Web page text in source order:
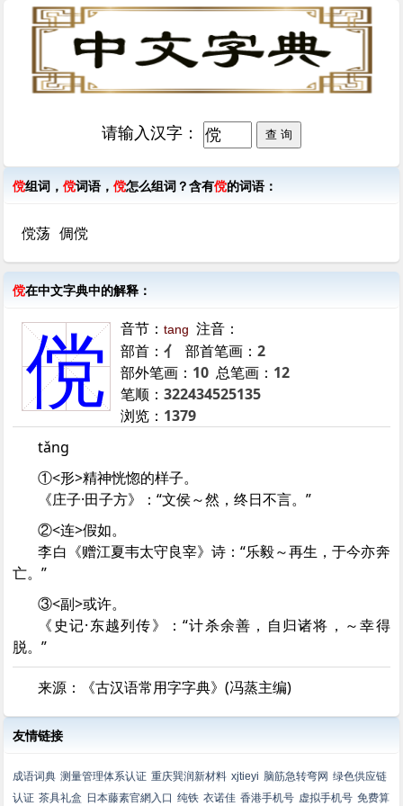
请输入汉字：
傥组词，傥词语，傥怎么组词？含有傥的词语：
傥荡 倜傥
傥在中文字典中的解释：
傥 音节：tang 注音：
部首：亻 部首笔画：2
部外笔画： 10 总笔画： 12
笔顺：322434525135
浏览： 1379
tǎng
①<形>精神恍惚的样子。
《庄子·田子方》：“文侯～然，终日不言。”
②<连>假如。
李白《赠江夏韦太守良宰》诗：“乐毅～再生，于今亦奔
亡。”
③<副>或许。
《史记·东越列传》：“计杀余善，自归诸将，～幸得
脱。”
来源：《古汉语常用字字典》(冯蒸主编)
友情链接
成语词典 测量管理体系认证 重庆巽润新材料 xjtieyi 脑筋急转弯网 绿色供应链
认证 茶具礼盒 日本藤素官網入口 纯铁 衣诺佳 香港手机号 虚拟手机号 免费算